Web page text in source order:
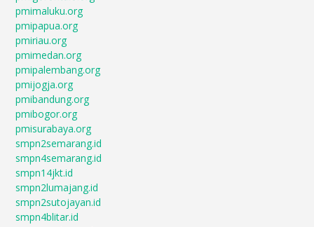
pmimaluku.org
pmipapua.org
pmiriau.org
pmimedan.org
pmipalembang.org
pmijogja.org
pmibandung.org
pmibogor.org
pmisurabaya.org
smpn2semarang.id
smpn4semarang.id
smpn14jkt.id
smpn2lumajang.id
smpn2sutojayan.id
smpn4blitar.id